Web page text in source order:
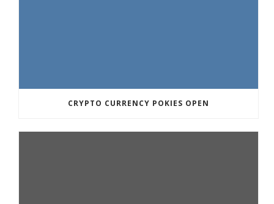
CRYPTO CURRENCY POKIES OPEN